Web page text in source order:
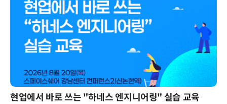
현업에서 바로 쓰는 "하네스 엔지니어링" 실습 교육